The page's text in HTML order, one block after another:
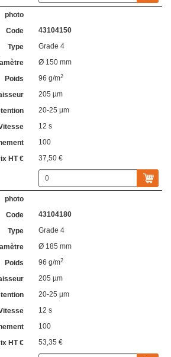
43104150
Grade 4
Ø 150 mm
96 g/m2
205 µm
20-25 µm
12 s
100
37,50 €
43104180
Grade 4
Ø 185 mm
96 g/m2
205 µm
20-25 µm
12 s
100
53,35 €